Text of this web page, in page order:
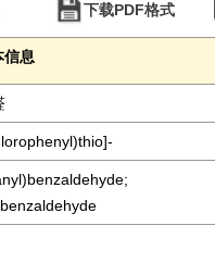
下载PDF格式
息